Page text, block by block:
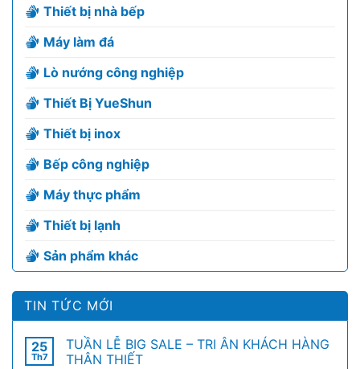
Thiết bị nhà bếp
Máy làm đá
Lò nướng công nghiệp
Thiết Bị YueShun
Thiết bị inox
Bếp công nghiệp
Máy thực phẩm
Thiết bị lạnh
Sản phẩm khác
TIN TỨC MỚI
25
Th7
TUẦN LỄ BIG SALE – TRI ÂN KHÁCH HÀNG
THÂN THIẾT